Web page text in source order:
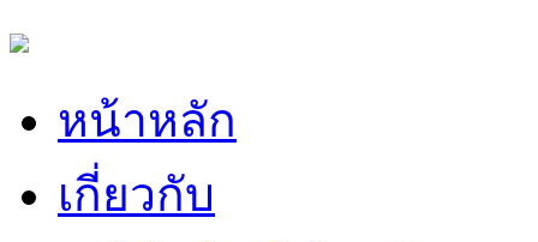
หน้าหลัก
เกี่ยวกับ